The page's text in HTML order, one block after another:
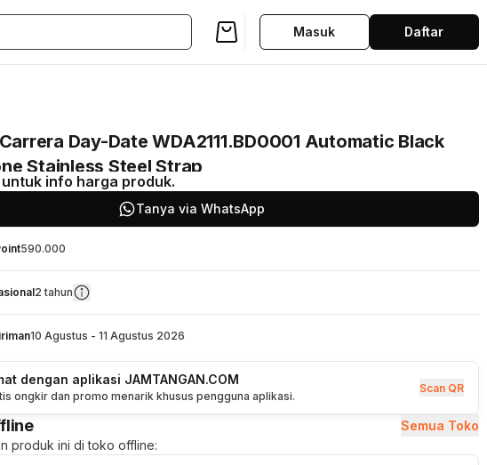
Masuk Daftar
Day-Date WDA2111.BD0001 Automatic Black
Stainless Steel Strap
info harga produk.
Tanya via WhatsApp
590.000
2 tahun
10 Agustus - 11 Agustus 2026
dengan aplikasi JAMTANGAN.COM
ongkir dan promo menarik khusus pengguna aplikasi.
Scan QR
Semua Toko
produk ini di toko offline: